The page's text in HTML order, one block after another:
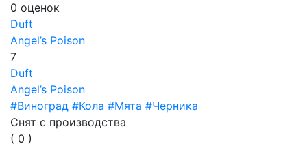
0 оценок
Duft
Angel’s Poison
7
Duft
Angel’s Poison
#Виноград #Кола #Мята #Черника
Снят с производства
( 0 )